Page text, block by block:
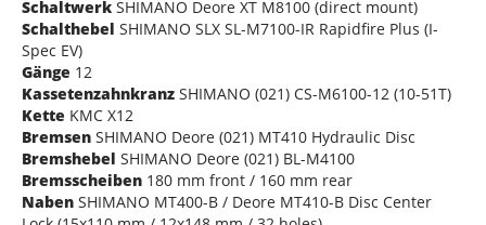
Schaltwerk SHIMANO Deore XT M8100 (direct mount)
Schalthebel SHIMANO SLX SL-M7100-IR Rapidfire Plus (I-
Spec EV)
Gänge 12
Kassetenzahnkranz SHIMANO (021) CS-M6100-12 (10-51T)
Kette KMC X12
Bremsen SHIMANO Deore (021) MT410 Hydraulic Disc
Bremshebel SHIMANO Deore (021) BL-M4100
Bremsscheiben 180 mm front / 160 mm rear
Naben SHIMANO MT400-B / Deore MT410-B Disc Center